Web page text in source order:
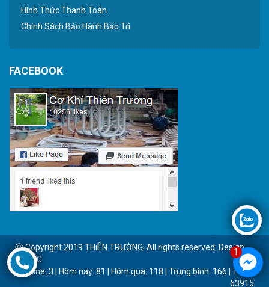
Hình Thức Thanh Toán
Chính Sách Bảo Hành Bảo Trì
FACEBOOK
Ⓒ Copyright 2019 THiÊN TRƯỜNG. All rights reserved. Design
by BTC
Online: 3 | Hôm nay: 81 | Hôm qua: 118 | Trung bình: 166 | Tổng:
63915
1